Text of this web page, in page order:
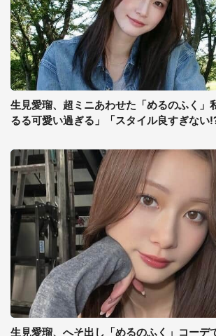
生見愛瑠、超ミニあわせた「めるのふく」
るる可愛い過ぎる」「スタイル良すぎない!?
生見愛瑠、へそ出し「めるのふく」コーデ